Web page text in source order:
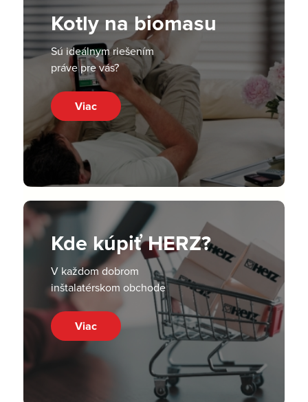
Kotly na biomasu
Sú ideálnym riešením
práve pre vás?
Viac
Kde kúpiť HERZ?
V každom dobrom
inštalatérskom obchode
Viac